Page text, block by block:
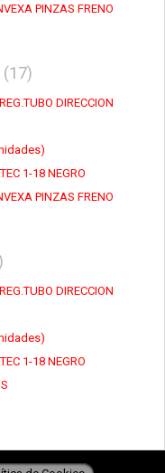
PINZAS FRENO
17
DIRECCION
1-18 NEGRO
PINZAS FRENO
DIRECCION
1-18 NEGRO